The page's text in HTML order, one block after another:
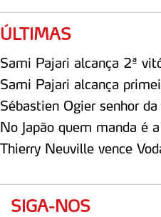
ÚLTIMAS
Sami Pajari alcança 2ª
Sami Pajari alcança
Sébastien Ogier senhor
No Japão quem manda é
Thierry Neuville vence
SIGA-NOS